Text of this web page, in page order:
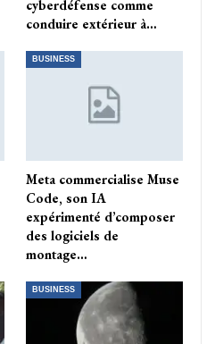
cyberdéfense comme
conduire extérieur à…
BUSINESS
Meta commercialise Muse
Code, son IA
expérimenté d’composer
des logiciels de
montage…
BUSINESS